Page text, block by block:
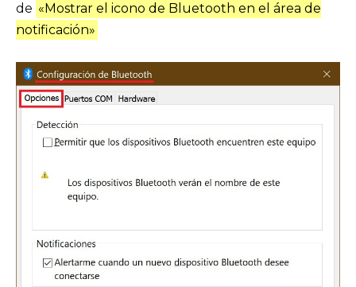
de «Mostrar el icono de Bluetooth en el área de
notificación»